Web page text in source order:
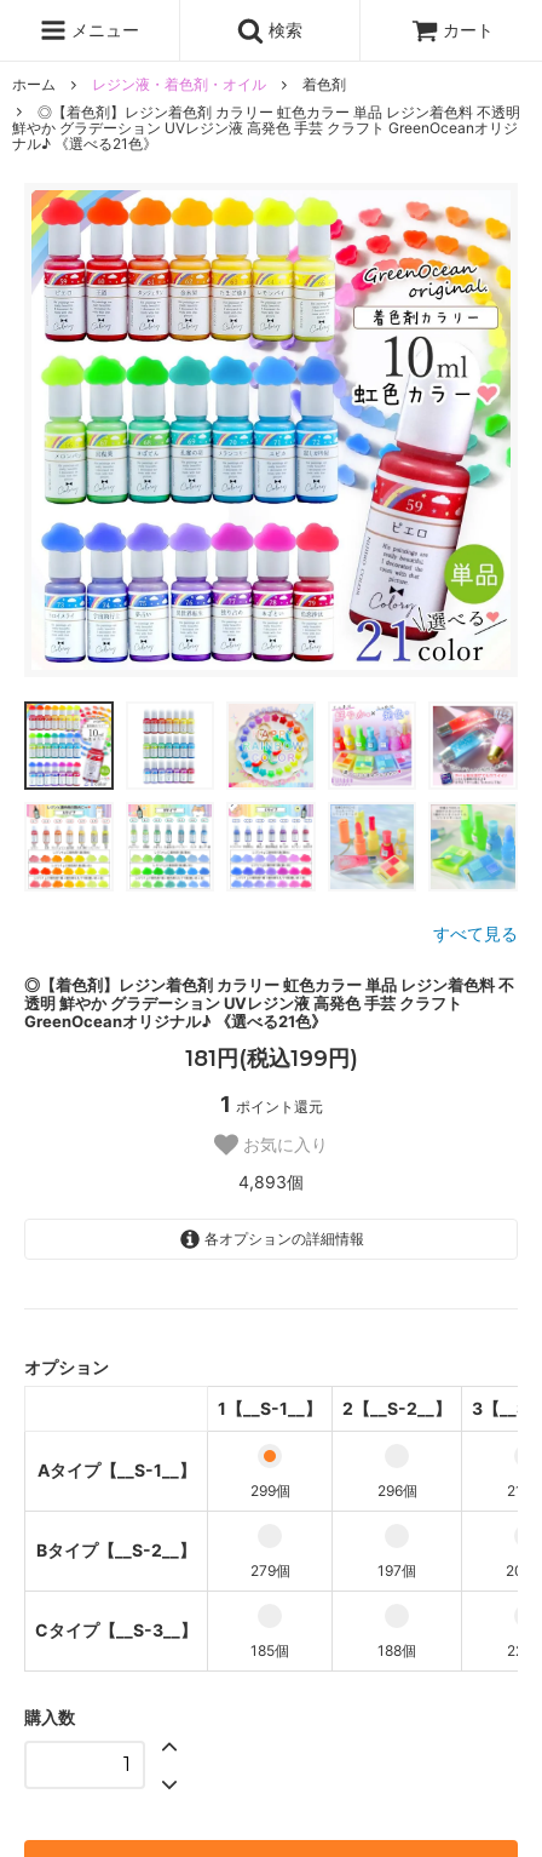
メニュー 検索 カート
ホーム レジン液・着色剤・オイル
着色剤
◎【着色剤】レジン着色剤 カラリー 虹色カラー 単品 レジン着色料 不透明
鮮やか グラデーション UVレジン液 高発色 手芸 クラフト GreenOceanオリジ
ナル♪ 《選べる21色》
すべて見る
◎【着色剤】レジン着色剤 カラリー 虹色カラー 単品 レジン着色料 不
透明 鮮やか グラデーション UVレジン液 高発色 手芸 クラフト
GreenOceanオリジナル♪ 《選べる21色》
181円(税込199円)
1 ポイント還元
お気に入り
4,893個
各オプションの詳細情報
Cタイプ【__S-3__】
Aタイプ【__S-1__】
Aタイプ【__S-1__】
Cタイプ【__S-3__】
Bタイプ【__S-2__】
オプション
1【__S-1__】
2【__S-2__】 3【__S-
Aタイプ【__S-1__】
299個 296個 217
Bタイプ【__S-2__】
279個 197個 206
Cタイプ【__S-3__】
185個 188個 222
購入数